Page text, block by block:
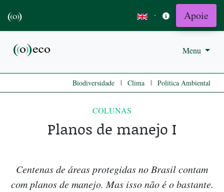
· Apoie
Menu
Biodiversidade | Clima | Politica Ambiental
COLUNAS
Planos de manejo I
Centenas de áreas protegidas no Brasil contam
com planos de manejo. Mas isso não é o bastante.